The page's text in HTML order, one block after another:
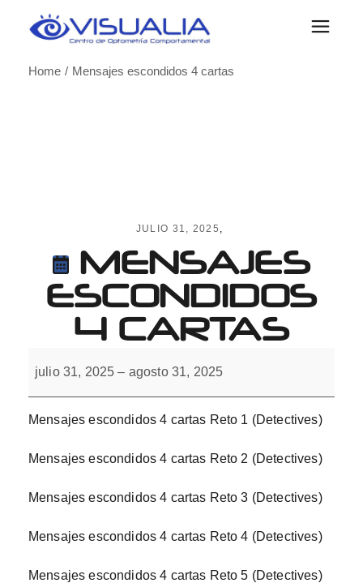
Home
Mensajes escondidos 4 cartas
JULIO 31, 2025
MENSAJES
ESCONDIDOS
4 CARTAS
escondidos
4
julio 31, 2025 – agosto 31, 2025
Mensajes escondidos 4 cartas Reto 1 (Detectives)
Mensajes escondidos 4 cartas Reto 2 (Detectives)
Mensajes escondidos 4 cartas Reto 3 (Detectives)
Mensajes escondidos 4 cartas Reto 4 (Detectives)
Mensajes escondidos 4 cartas Reto 5 (Detectives)